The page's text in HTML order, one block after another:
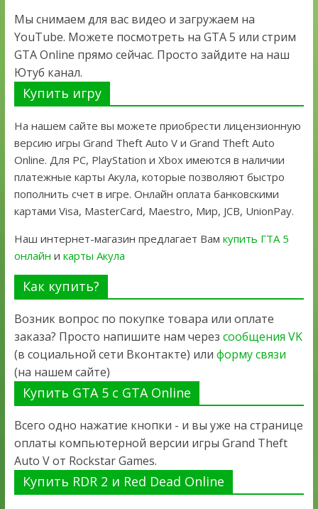
Мы снимаем для вас видео и загружаем на
YouTube. Можете посмотреть на GTA 5 или стрим
GTA Online прямо сейчас. Просто зайдите на наш
Ютуб канал.
Купить игру
На нашем сайте вы можете приобрести лицензионную
версию игры Grand Theft Auto V и Grand Theft Auto
Online. Для PC, PlayStation и Xbox имеются в наличии
платежные карты Акула, которые позволяют быстро
пополнить счет в игре. Онлайн оплата банковскими
картами Visa, MasterCard, Maestro, Мир, JCB, UnionPay.
Наш интернет-магазин предлагает Вам купить ГТА 5
онлайн и карты Акула
Как купить?
Возник вопрос по покупке товара или оплате
заказа? Просто напишите нам через сообщения VK
(в социальной сети Вконтакте) или форму связи
(на нашем сайте)
Купить GTA 5 с GTA Online
Всего одно нажатие кнопки - и вы уже на странице
оплаты компьютерной версии игры Grand Theft
Auto V от Rockstar Games.
Купить RDR 2 и Red Dead Online